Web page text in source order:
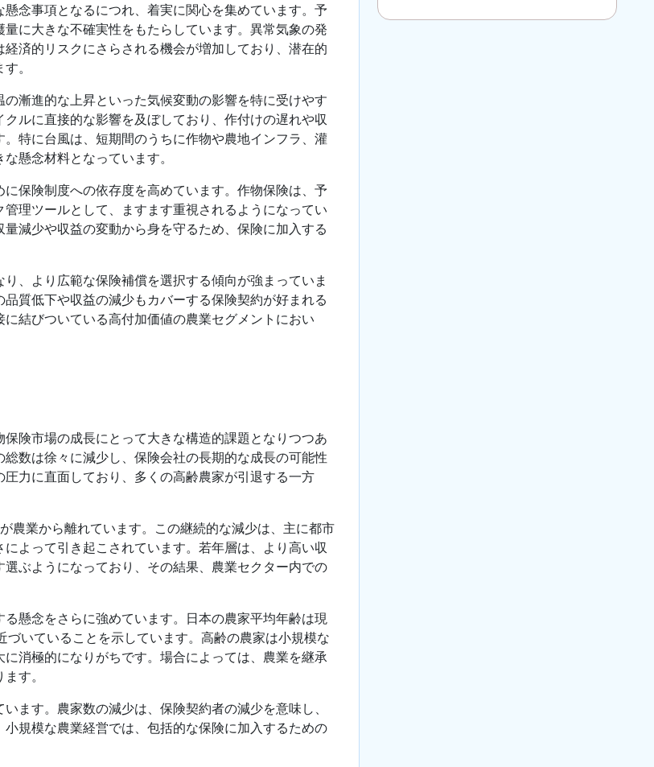
念事項となるにつれ、着実に関心を集めています。予
に大きな不確実性をもたらしています。異常気象の発
済的リスクにさらされる機会が増加しており、潜在的
。
漸進的な上昇といった気候変動の影響を特に受けやす
ルに直接的な影響を及ぼしており、作付けの遅れや収
特に台風は、短期間のうちに作物や農地インフラ、灌
懸念材料となっています。
保険制度への依存度を高めています。作物保険は、予
理ツールとして、ますます重視されるようになってい
減少や収益の変動から身を守るため、保険に加入する
、より広範な保険補償を選択する傾向が強まっていま
質低下や収益の減少もカバーする保険契約が好まれる
結びついている高付加価値の農業セグメントにおい
険市場の成長にとって大きな構造的課題となりつつあ
数は徐々に減少し、保険会社の長期的な成長の可能性
力に直面しており、多くの高齢農家が引退する一方
農業から離れています。この継続的な減少は、主に都市
よって引き起こされています。若年層は、より高い収
ぶようになっており、その結果、農業セクター内での
懸念をさらに強めています。日本の農家平均年齢は現
いていることを示しています。高齢の農家は小規模な
消極的になりがちです。場合によっては、農業を継承
す。
ます。農家数の減少は、保険契約者の減少を意味し、
規模な農業経営では、包括的な保険に加入するための